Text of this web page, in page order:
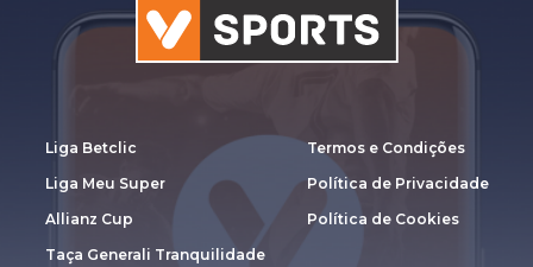
Liga Betclic
Liga Meu Super
Allianz Cup
Taça Generali Tranquilidade
Termos e Condições
Política de Privacidade
Política de Cookies